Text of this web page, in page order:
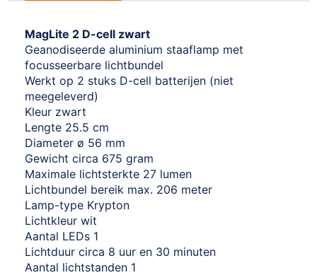
MagLite 2 D-cell zwart
Geanodiseerde aluminium staaflamp met
focusseerbare lichtbundel
Werkt op 2 stuks D-cell batterijen (niet
meegeleverd)
Kleur zwart
Lengte 25.5 cm
Diameter ø 56 mm
Gewicht circa 675 gram
Maximale lichtsterkte 27 lumen
Lichtbundel bereik max. 206 meter
Lamp-type Krypton
Lichtkleur wit
Aantal LEDs 1
Lichtduur circa 8 uur en 30 minuten
Aantal lichtstanden 1